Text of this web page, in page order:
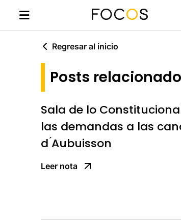
Regresar al inicio
Posts
Sala de lo
las demandas a las
d ́Aubuisson
Leer nota